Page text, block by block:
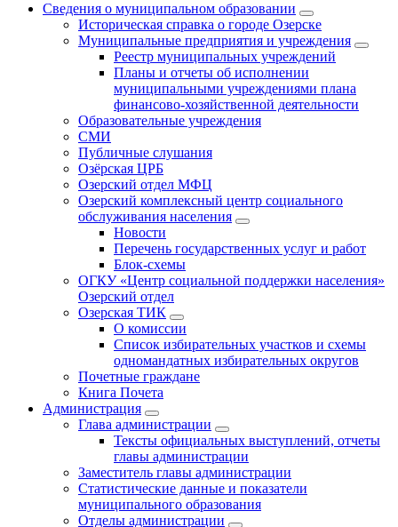
Сведения о муниципальном образовании
Историческая справка о городе Озерске
Муниципальные предприятия и учреждения
Реестр муниципальных учреждений
Планы и отчеты об исполнении
муниципальными учреждениями плана
финансово-хозяйственной деятельности
Образовательные учреждения
СМИ
Публичные слушания
Озёрская ЦРБ
Озерский отдел МФЦ
Озерский комплексный центр социального
обслуживания населения
Новости
Перечень государственных услуг и работ
Блок-схемы
ОГКУ «Центр социальной поддержки населения»
Озерский отдел
Озерская ТИК
О комиссии
Список избирательных участков и схемы
одномандатных избирательных округов
Почетные граждане
Книга Почета
Администрация
Глава администрации
Тексты официальных выступлений, отчеты
главы администрации
Заместитель главы администрации
Статистические данные и показатели
муниципального образования
Отделы администрации